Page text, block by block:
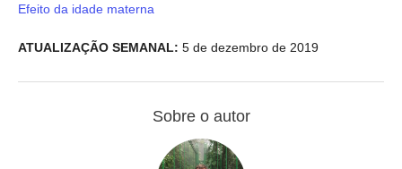
Efeito da idade materna
ATUALIZAÇÃO SEMANAL: 5 de dezembro de 2019
Sobre o autor